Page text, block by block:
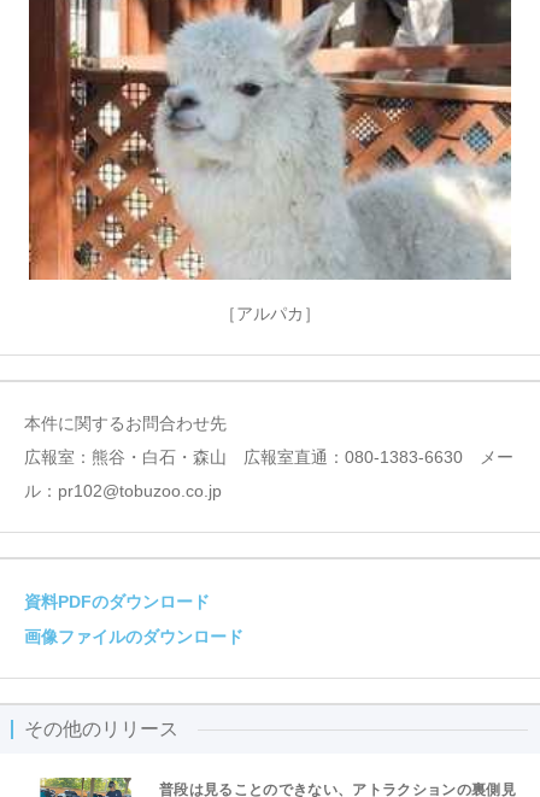
［アルパカ］
本件に関するお問合わせ先
広報室：熊谷・白石・森山 広報室直通：080-1383-6630 メー
ル：pr102@tobuzoo.co.jp
資料PDFのダウンロード
画像ファイルのダウンロード
その他のリリース
普段は見ることのできない、アトラクションの裏側見